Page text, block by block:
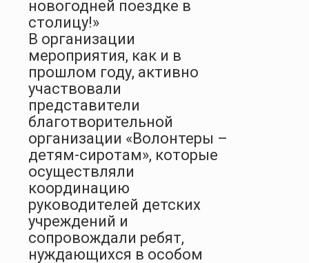
новогодней поездке в
столицу!»
В организации
мероприятия, как и в
прошлом году, активно
участвовали
представители
благотворительной
организации «Волонтеры –
детям-сиротам», которые
осуществляли
координацию
руководителей детских
учреждений и
сопровождали ребят,
нуждающихся в особом